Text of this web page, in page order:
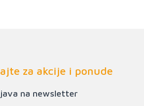
za akcije i ponude
na newsletter